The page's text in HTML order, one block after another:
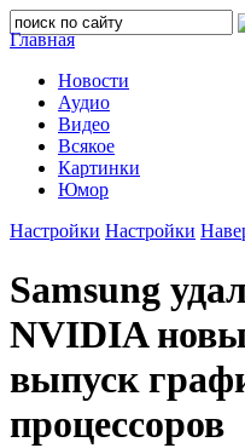
Главная
Новости
Аудио
Видео
Всякое
Картинки
Юмор
Настройки Настройки
Samsung
NVIDIA
выпуск
процессоров